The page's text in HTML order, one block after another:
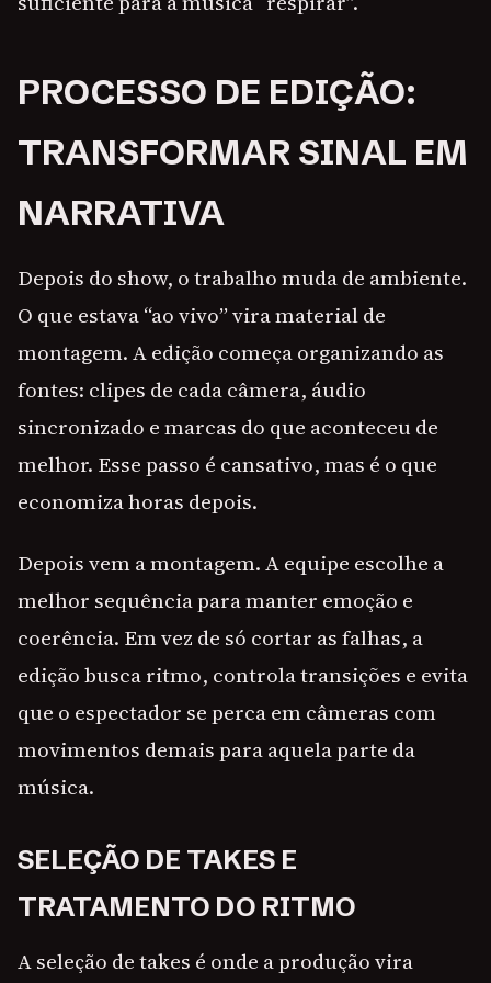
PROCESSO DE EDIÇÃO:
TRANSFORMAR SINAL EM
NARRATIVA
Depois do show, o trabalho muda de ambiente.
O que estava “ao vivo” vira material de
montagem. A edição começa organizando as
fontes: clipes de cada câmera, áudio
sincronizado e marcas do que aconteceu de
melhor. Esse passo é cansativo, mas é o que
economiza horas depois.
Depois vem a montagem. A equipe escolhe a
melhor sequência para manter emoção e
coerência. Em vez de só cortar as falhas, a
edição busca ritmo, controla transições e evita
que o espectador se perca em câmeras com
movimentos demais para aquela parte da
música.
SELEÇÃO DE TAKES E
TRATAMENTO DO RITMO
A seleção de takes é onde a produção vira